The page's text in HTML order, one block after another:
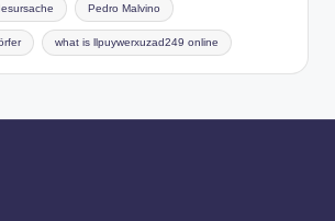
Pedro Malvino
what is llpuywerxuzad249 online